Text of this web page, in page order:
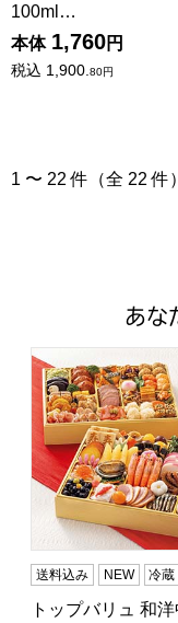
100ml…
本体 1,760円
税込 1,900.80円
1 〜 22 件（全 22 件）
あな
トップバリュ 和
送料込み NEW 冷蔵
トップバリュ 和